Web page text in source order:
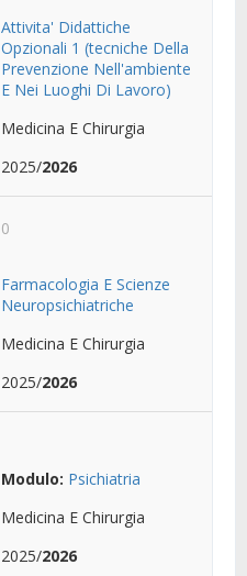
Attivita' Didattiche
Opzionali 1 (tecniche Della
Prevenzione Nell'ambiente
E Nei Luoghi Di Lavoro)
Medicina E Chirurgia
2025/2026
0
Farmacologia E Scienze
Neuropsichiatriche
Medicina E Chirurgia
2025/2026
Modulo: Psichiatria
Medicina E Chirurgia
2025/2026